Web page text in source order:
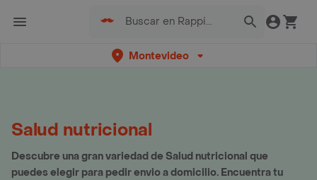
Montevideo
Salud nutricional
Descubre una gran variedad de Salud nutricional que
puedes elegir para pedir envio a domicilio. Encuentra tu